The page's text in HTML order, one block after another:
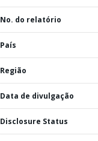
No. do relatório
País
Região
Data de divulgação
Disclosure Status